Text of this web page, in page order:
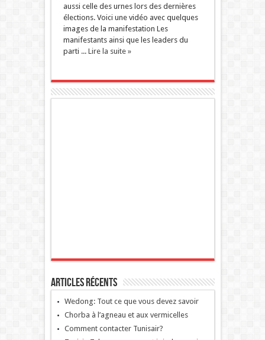
aussi celle des urnes lors des dernières
élections. Voici une vidéo avec quelques
images de la manifestation Les
manifestants ainsi que les leaders du
parti ... Lire la suite »
Articles récents
Wedong: Tout ce que vous devez savoir
Chorba à l’agneau et aux vermicelles
Comment contacter Tunisair?